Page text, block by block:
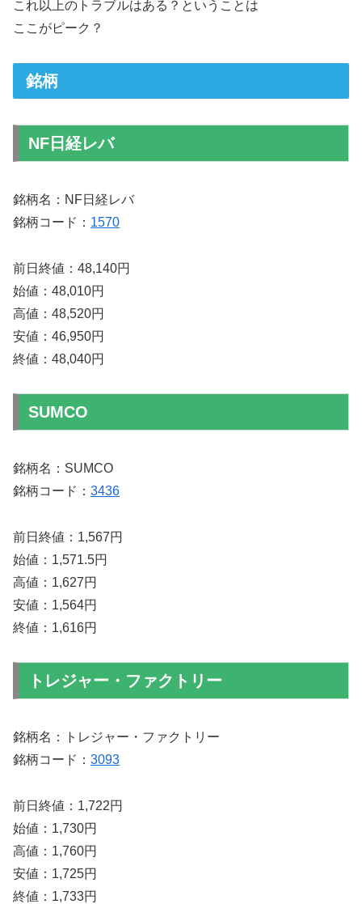
これ以上のトラブルはある？ということは
ここがピーク？
銘柄
NF日経レバ
銘柄名：NF日経レバ
銘柄コード： 1570
前日終値：48,140円
始値：48,010円
高値：48,520円
安値：46,950円
終値：48,040円
SUMCO
銘柄名：SUMCO
銘柄コード： 3436
前日終値：1,567円
始値：1,571.5円
高値：1,627円
安値：1,564円
終値：1,616円
トレジャー・ファクトリー
銘柄名：トレジャー・ファクトリー
銘柄コード： 3093
前日終値：1,722円
始値：1,730円
高値：1,760円
安値：1,725円
終値：1,733円